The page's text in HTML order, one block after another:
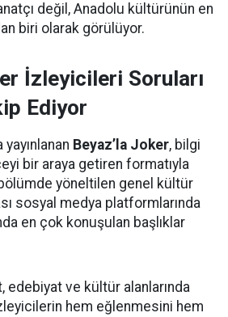
değil, Anadolu kültürünün en
biri olarak görülüyor.
İzleyicileri Soruları
Ediyor
yayınlanan Beyaz’la Joker, bilgi
bir araya getiren formatıyla
yöneltilen genel kültür
sosyal medya platformlarında
en çok konuşulan başlıklar
edebiyat ve kültür alanlarında
hem eğlenmesini hem